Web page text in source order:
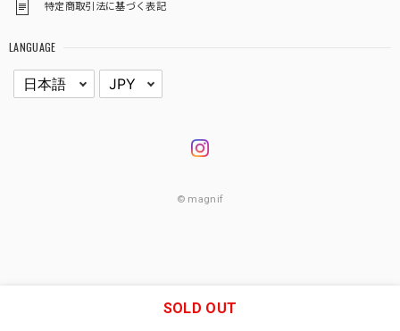
特定商取引法に基づく表記
LANGUAGE
© magnif
SOLD OUT